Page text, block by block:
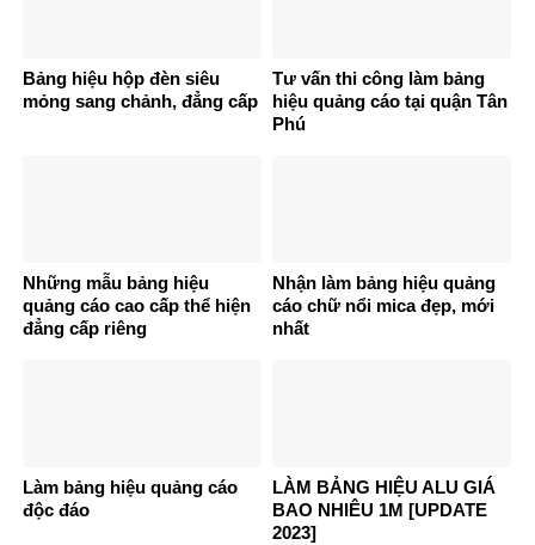
Bảng hiệu hộp đèn siêu
mỏng sang chảnh, đẳng cấp
Tư vấn thi công làm bảng
hiệu quảng cáo tại quận Tân
Phú
Những mẫu bảng hiệu
quảng cáo cao cấp thể hiện
đẳng cấp riêng
Nhận làm bảng hiệu quảng
cáo chữ nổi mica đẹp, mới
nhất
Làm bảng hiệu quảng cáo
độc đáo
LÀM BẢNG HIỆU ALU GIÁ
BAO NHIÊU 1M [UPDATE
2023]